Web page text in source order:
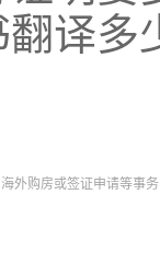
译多
外购房或签证申请等事